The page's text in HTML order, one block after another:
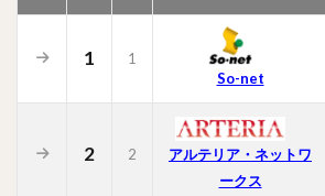
1
1
So-net
2 2
アルテリア・ネットワ
ークス